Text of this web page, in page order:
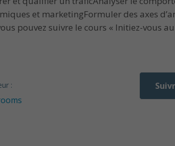
et marketingFormuler des axes
pouvez suivre le cours « Initiez-vous
: